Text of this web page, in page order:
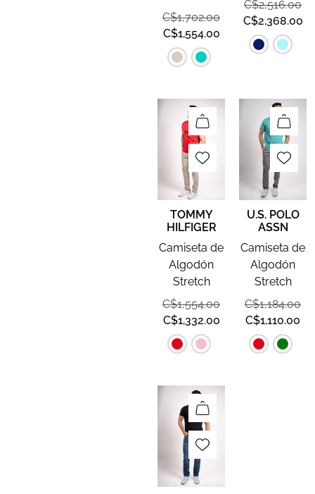
C$1,702.00
C$1,554.00
C$2,516.00
C$2,368.00
TOMMY
HILFIGER
Camiseta de
Algodón
Stretch
C$1,554.00
C$1,332.00
U.S. POLO
ASSN
Camiseta de
Algodón
Stretch
C$1,184.00
C$1,110.00